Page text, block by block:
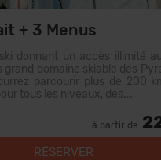
+ 3 Menus
donnant un accès illimité
grand domaine skiable des
parcourir plus de 200
tous les niveaux, des...
à partir de
RÉSERVER